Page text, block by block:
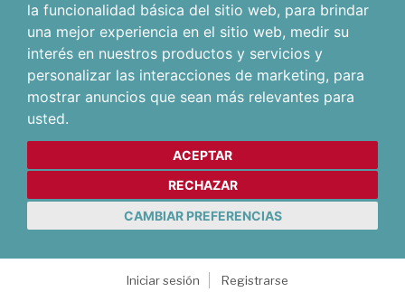
la funcionalidad básica del sitio web, para brindar
una mejor experiencia en el sitio web, medir su
interés en nuestros productos y servicios y
personalizar las interacciones de marketing, para
mostrar anuncios que sean más relevantes para
usted.
ACEPTAR
RECHAZAR
CAMBIAR PREFERENCIAS
Iniciar sesión
Registrarse